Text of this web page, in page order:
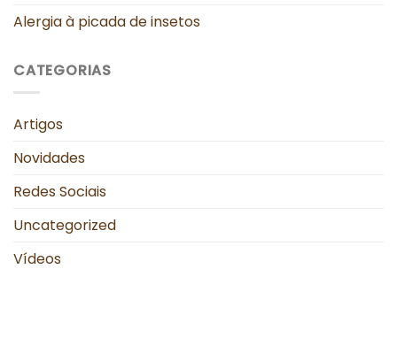
Alergia à picada de insetos
CATEGORIAS
Artigos
Novidades
Redes Sociais
Uncategorized
Vídeos